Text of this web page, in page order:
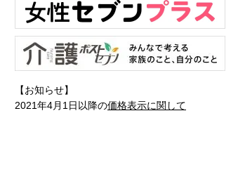
【お知らせ】
2021年4月1日以降の価格表示に関して